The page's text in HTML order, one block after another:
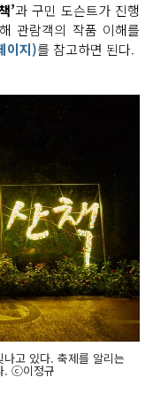
’과 구민 도슨트가 진행
관람객의 작품 이해를
이지)를 참고하면 된다.
나고 있다. 축제를 알리는
. ⓒ이정규